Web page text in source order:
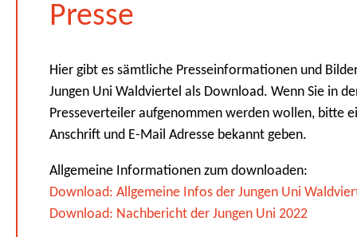
Presse
Hier gibt es sämtliche Presseinformationen und
Jungen Uni Waldviertel als Download. Wenn Sie in
Presseverteiler aufgenommen werden wollen, bitte
Anschrift und E-Mail Adresse bekannt geben.
Allgemeine Informationen zum downloaden:
Download: Allgemeine Infos der Jungen Uni
Download: Nachbericht der Jungen Uni 2022